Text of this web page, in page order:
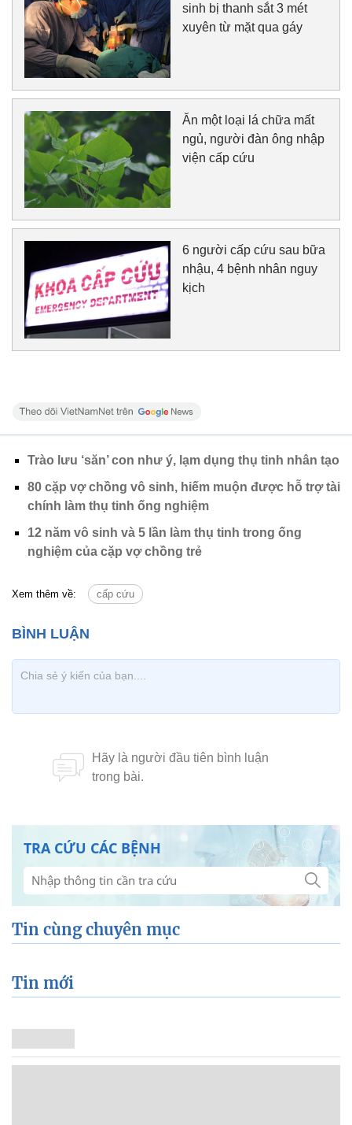
sinh bị thanh sắt 3 mét
xuyên từ mặt qua gáy
Ăn một loại lá chữa mất
ngủ, người đàn ông nhập
viện cấp cứu
6 người cấp cứu sau bữa
nhậu, 4 bệnh nhân nguy
kịch
Trào lưu ‘săn’ con như ý, lạm dụng thụ tinh nhân tạo
80 cặp vợ chồng vô sinh, hiếm muộn được hỗ trợ tài
chính làm thụ tinh ống nghiệm
12 năm vô sinh và 5 lần làm thụ tinh trong ống
nghiệm của cặp vợ chồng trẻ
Xem thêm về: cấp cứu
TRA CỨU CÁC BỆNH
Tin cùng chuyên mục
Tin mới